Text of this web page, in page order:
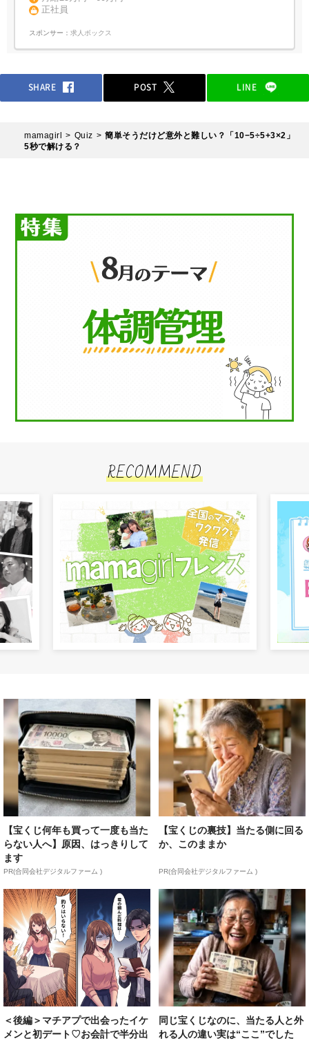
正社員
スポンサー： 求人ボックス
SHARE POST LINE
mamagirl Quiz
簡単そうだけど意外と難しい？「10−5÷5+3×2」
5秒で解ける？
RECOMMEND
【宝くじ何年も買って一度も当た
らない人へ】原因、はっきりして
ます
PR(合同会社デジタルファーム )
【宝くじの裏技】当たる側に回る
か、このままか
PR(合同会社デジタルファーム )
＜後編＞マチアプで出会ったイケ
メンと初デート♡お会計で半分出
同じ宝くじなのに、当たる人と外
れる人の違い実は“ここ”でした